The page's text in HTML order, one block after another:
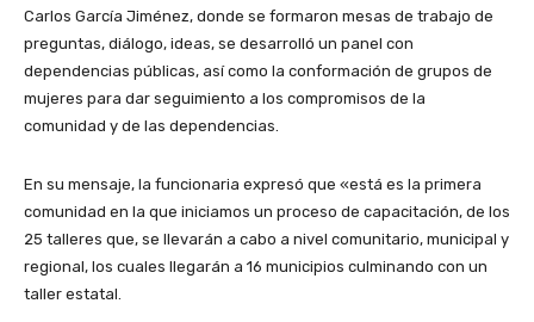
Carlos García Jiménez, donde se formaron mesas de trabajo de
preguntas, diálogo, ideas, se desarrolló un panel con
dependencias públicas, así como la conformación de grupos de
mujeres para dar seguimiento a los compromisos de la
comunidad y de las dependencias.
En su mensaje, la funcionaria expresó que «está es la primera
comunidad en la que iniciamos un proceso de capacitación, de los
25 talleres que, se llevarán a cabo a nivel comunitario, municipal y
regional, los cuales llegarán a 16 municipios culminando con un
taller estatal.